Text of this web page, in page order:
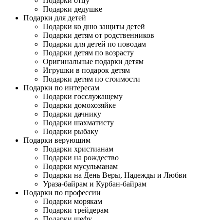
Подарки дедушке
Подарки для детей
Подарки ко дню защиты детей
Подарки детям от родственников
Подарки для детей по поводам
Подарки детям по возрасту
Оригинальные подарки детям
Игрушки в подарок детям
Подарки детям по стоимости
Подарки по интересам
Подарки госслужащему
Подарки домохозяйке
Подарки дачнику
Подарки шахматисту
Подарки рыбаку
Подарки верующим
Подарки христианам
Подарки на рождество
Подарки мусульманам
Подарки на День Веры, Надежды и Любви
Ураза-байрам и Курбан-байрам
Подарки по профессии
Подарки морякам
Подарки трейдерам